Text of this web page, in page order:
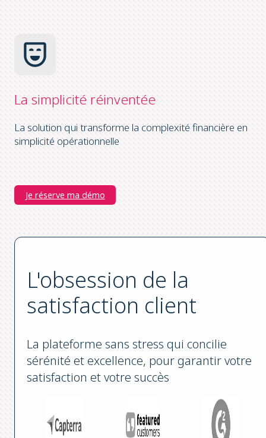
La simplicité réinventée
La solution qui transforme la complexité financière en
simplicité opérationnelle
Je réserve ma démo
L'obsession de la
satisfaction client
La plateforme sans stress qui concilie
sérénité et excellence, pour garantir votre
satisfaction et votre succès